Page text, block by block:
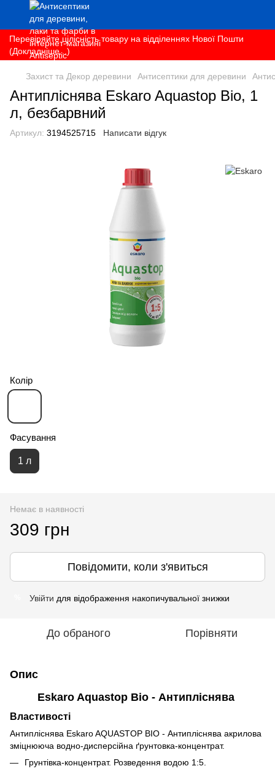
Перевіряйте цілісність товару на відділеннях Нової Пошти
(Докладніше...)
Захист та Декор деревини Антисептики для деревини
Антипліснява Eskaro Aquastop Bio, 1
л, безбарвний
Артикул: 3194525715 Написати відгук
Колір
Фасування
1 л
Немає в наявності
309 грн
Повідомити, коли з'явиться
Увійти для відображення накопичувальної знижки
До обраного Порівняти
Опис
Eskaro Aquastop Bio - Антипліснява
Властивості
Антипліснява Eskaro AQUASTOP BIO - Антипліснява акрилова
зміцнююча водно-дисперсійна ґрунтовка-концентрат.
Грунтівка-концентрат. Розведення водою 1:5.